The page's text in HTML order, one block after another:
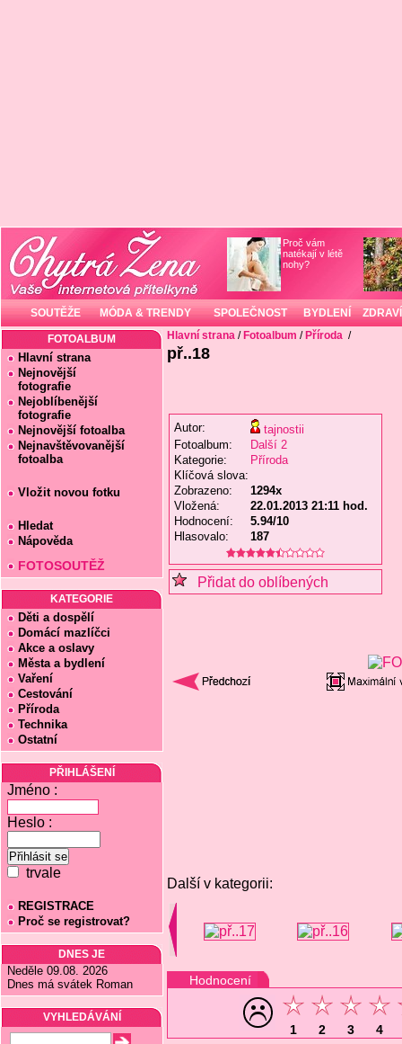
Proč vám
natékají v létě
nohy?
SOUTĚŽE MÓDA & TRENDY SPOLEČNOST BYDLENÍ ZDRAVÍ
FOTOALBUM
Hlavní strana
Nejnovější
fotografie
Nejoblíbenější
fotografie
Nejnovější fotoalba
Nejnavštěvovanější
fotoalba
Vložit novou fotku
Hledat
Nápověda
FOTOSOUTĚŽ
KATEGORIE
Děti a dospělí
Domácí mazlíčci
Akce a oslavy
Města a bydlení
Vaření
Cestování
Příroda
Technika
Ostatní
PŘIHLÁŠENÍ
Jméno :
Heslo :
trvale
REGISTRACE
Proč se registrovat?
DNES JE
Neděle 09.08. 2026
Dnes má svátek Roman
VYHLEDÁVÁNÍ
Hlavní strana / Fotoalbum / Příroda /
př..18
Autor:
tajnostii
Fotoalbum:
Další 2
Kategorie:
Příroda
Klíčová slova:
Zobrazeno:
1294x
Vložená:
22.01.2013 21:11 hod.
Hodnocení:
5.94/10
Hlasovalo:
187
Přidat do oblíbených
Další v kategorii:
Hodnocení
1 2 3 4